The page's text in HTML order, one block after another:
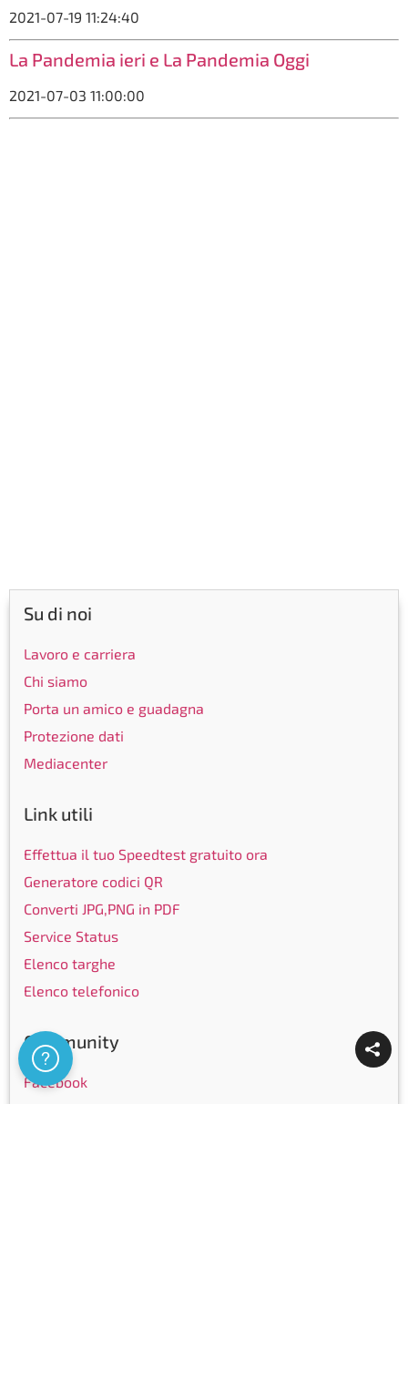
2021-07-19 11:24:40
La Pandemia ieri e La Pandemia Oggi
2021-07-03 11:00:00
Su di noi
Lavoro e carriera
Chi siamo
Porta un amico e guadagna
Protezione dati
Mediacenter
Link utili
Effettua il tuo Speedtest gratuito ora
Generatore codici QR
Converti JPG,PNG in PDF
Service Status
Elenco targhe
Elenco telefonico
Community
Facebook